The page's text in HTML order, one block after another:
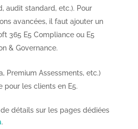
audit standard, etc.). Pour
avancées, il faut ajouter un
365 E5 Compliance ou E5
& Governance.
Premium Assessments, etc.)
pour les clients en E5.
détails sur les pages dédiées
.